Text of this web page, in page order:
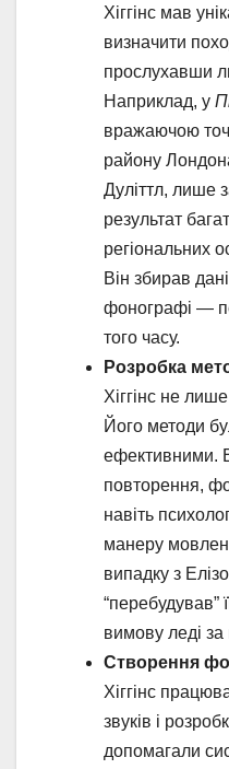
Хіггінс мав
визначити
прослухавши
Наприклад, у
вражаючою
району
Дуліттл, лише
результат
регіональних
Він збирав
фонографі —
того часу.
Розробка
Хіггінс не
Його методи
ефективними.
повторення,
навіть
манеру
випадку з
“перебудував”
вимову леді за
Створення
Хіггінс
звуків і
допомагали